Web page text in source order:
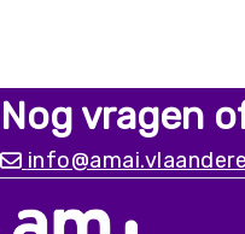
Nog vragen